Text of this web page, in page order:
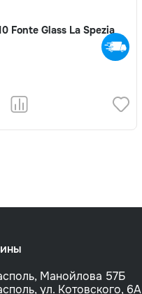
Fonte Glass La Spezia
Манойлова 57Б
ул. Котовского, 6A